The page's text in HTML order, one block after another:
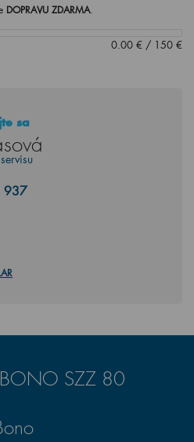
DOPRAVU ZDARMA.
0.00 € / 150 €
sa
937
BONO SZZ 80